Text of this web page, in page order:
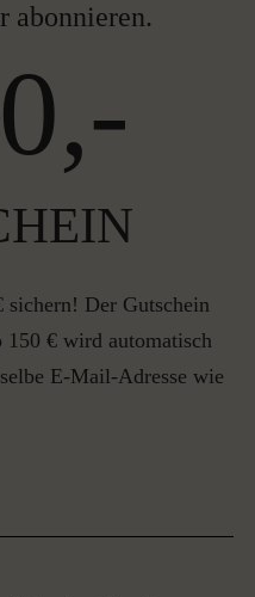
abonnieren.
Der Gutschein
150 € wird automatisch
E-Mail-Adresse wie